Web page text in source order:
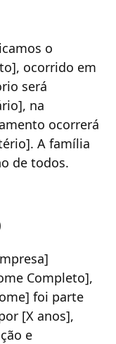
o
ocorrido em
será
na
ocorrerá
A família
de todos.
Completo],
foi parte
[X anos],
e